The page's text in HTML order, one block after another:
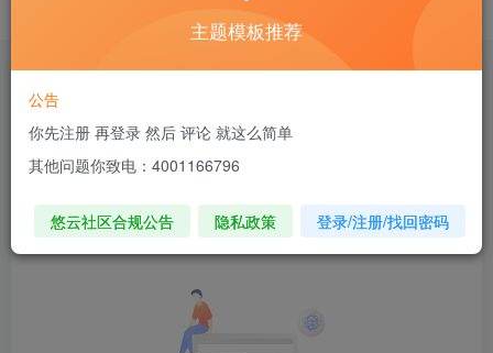
文章
发布
主题模板推荐
公告
你先注册 再登录 然后 评论 就这么简单
其他问题你致电：4001166796
悠云社区合规公告 隐私政策 登录/注册/找回密码